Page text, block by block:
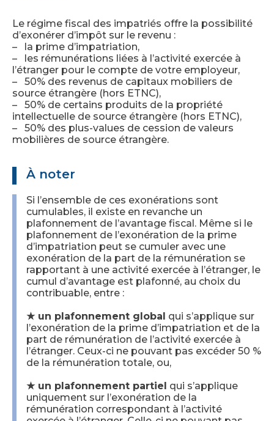
Le régime fiscal des impatriés offre la possibilité
d’exonérer d’impôt sur le revenu :
– la prime d’impatriation,
– les rémunérations liées à l’activité exercée à
l’étranger pour le compte de votre employeur,
– 50% des revenus de capitaux mobiliers de
source étrangère (hors ETNC),
– 50% de certains produits de la propriété
intellectuelle de source étrangère (hors ETNC),
– 50% des plus-values de cession de valeurs
mobilières de source étrangère.
À noter
Si l’ensemble de ces exonérations sont
cumulables, il existe en revanche un
plafonnement de l’avantage fiscal. Même si le
plafonnement de l’exonération de la prime
d’impatriation peut se cumuler avec une
exonération de la part de la rémunération se
rapportant à une activité exercée à l’étranger, le
cumul d’avantage est plafonné, au choix du
contribuable, entre :
★ un plafonnement global qui s’applique sur
l’exonération de la prime d’impatriation et de la
part de rémunération de l’activité exercée à
l’étranger. Ceux-ci ne pouvant pas excéder 50 %
de la rémunération totale, ou,
★ un plafonnement partiel qui s’applique
uniquement sur l’exonération de la
rémunération correspondant à l’activité